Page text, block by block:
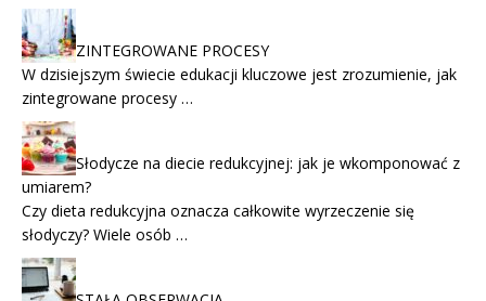
ZINTEGROWANE PROCESY
W dzisiejszym świecie edukacji kluczowe jest zrozumienie, jak
zintegrowane procesy …
Słodycze na diecie redukcyjnej: jak je wkomponować z
umiarem?
Czy dieta redukcyjna oznacza całkowite wyrzeczenie się
słodyczy? Wiele osób …